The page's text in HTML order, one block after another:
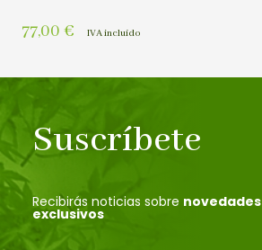
77,00 € IVA incluído
Suscríbete
Recibirás noticias sobre novedades
exclusivos